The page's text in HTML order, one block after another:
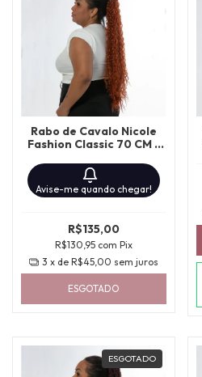
Rabo de Cavalo Nicole
Fashion Classic 70 CM -
Avise-me quando chegar!
R$135,00
R$130,95 com Pix
3 x de R$45,00 sem juros
ESGOTADO
ESGOTADO